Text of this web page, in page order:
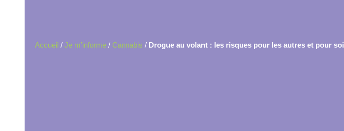
Accueil /Je m’informe / Cannabis / Drogue au volant : les risques pour les autres et pour soi